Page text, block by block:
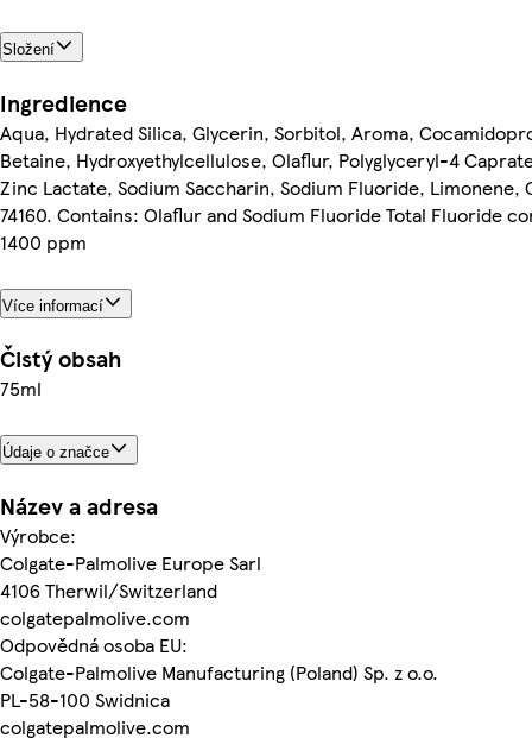
Složení
Ingredience
Aqua, Hydrated Silica, Glycerin, Sorbitol, Aroma,
Betaine, Hydroxyethylcellulose, Olaflur, Polyglyceryl-4
Zinc Lactate, Sodium Saccharin, Sodium Fluoride, Limonene,
74160. Contains: Olaflur and Sodium Fluoride Total Fluoride
1400 ppm
Více informací
Čistý obsah
75ml
Údaje o značce
Název a adresa
Výrobce:
Colgate-Palmolive Europe Sarl
4106 Therwil/Switzerland
colgatepalmolive.com
Odpovědná osoba EU:
Colgate-Palmolive Manufacturing (Poland) Sp. z o.o.
PL-58-100 Swidnica
colgatepalmolive.com